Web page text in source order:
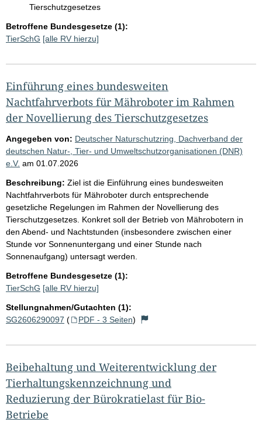
Tierschutzgesetzes
Betroffene Bundesgesetze (1):
TierSchG [alle RV hierzu]
Einführung eines bundesweiten
Nachtfahrverbots für Mähroboter im Rahmen
der Novellierung des Tierschutzgesetzes
Angegeben von: Deutscher Naturschutzring, Dachverband der
deutschen Natur-, Tier- und Umweltschutzorganisationen (DNR)
e.V. am 01.07.2026
Beschreibung: Ziel ist die Einführung eines bundesweiten
Nachtfahrverbots für Mähroboter durch entsprechende
gesetzliche Regelungen im Rahmen der Novellierung des
Tierschutzgesetzes. Konkret soll der Betrieb von Mährobotern in
den Abend- und Nachtstunden (insbesondere zwischen einer
Stunde vor Sonnenuntergang und einer Stunde nach
Sonnenaufgang) untersagt werden.
Betroffene Bundesgesetze (1):
TierSchG [alle RV hierzu]
Stellungnahmen/Gutachten (1):
SG2606290097 ( PDF - 3 Seiten)
Beibehaltung und Weiterentwicklung der
Tierhaltungskennzeichnung und
Reduzierung der Bürokratielast für Bio-
Betriebe